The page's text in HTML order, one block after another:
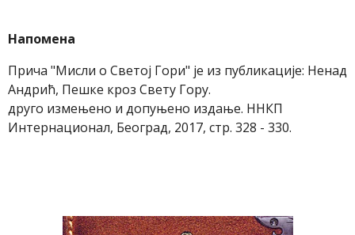
Напомена
Прича "Мисли о Светој Гори" је из публикације: Ненад
Андрић, Пешке кроз Свету Гору.
друго измењено и допуњено издање. ННКП
Интернационал, Београд, 2017, стр. 328 - 330.